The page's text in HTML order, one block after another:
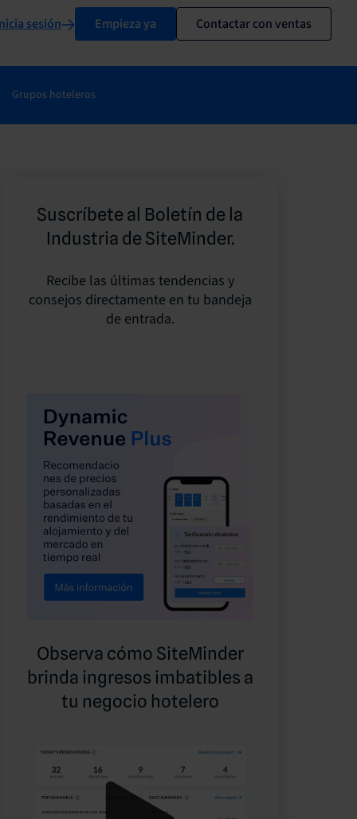
sesión Empieza ya Contactar con ventas
Grupos hoteleros
Suscríbete al Boletín de la
Industria de SiteMinder.
Recibe las últimas tendencias y
consejos directamente en tu bandeja
de entrada.
Observa cómo SiteMinder
brinda ingresos imbatibles a
tu negocio hotelero